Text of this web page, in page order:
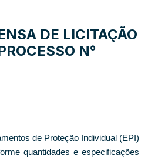
DE LICITAÇÃO
N°
de Proteção Individual (EPI)
quantidades e especificações